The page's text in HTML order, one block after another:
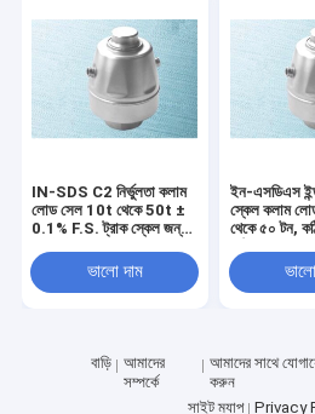
IN-SDS C2 নির্ভুলতা কলাম
লোড সেল 10t থেকে 50t ±
0.1% F.S. ট্রাক স্কেল জন্য
ভালো দাম
ইন-এসডিএস
স্কেল কলাম
থেকে ৫০ টন,
বাড়ি
আমাদের
সম্পর্কে
আমাদের সাথে
করুন
সাইট ম্যাপ
Privacy